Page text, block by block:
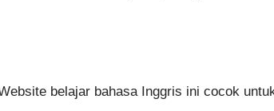
belajar bahasa Inggris ini cocok